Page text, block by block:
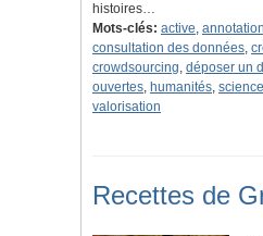
histoires…
Mots-clés: active, annotation
consultation des données,
crowdsourcing, déposer un
ouvertes, humanités,
valorisation
Recettes de